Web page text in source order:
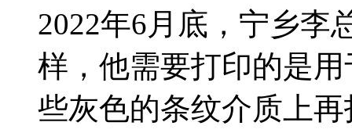
2022年6月底，宁乡李
样，他需要打印的是
些灰色的条纹介质上